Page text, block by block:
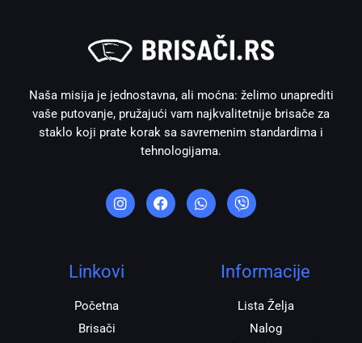
Naša misija je jednostavna, ali moćna: želimo unaprediti
vaše putovanje, pružajući vam najkvalitetnije brisače za
staklo koji prate korak sa savremenim standardima i
tehnologijama.
n
s
t
r
a
a
c
e
h
a
t
i
b
e
Linkovi
Početna
Brisači
Informacije
Lista Želja
Nalog